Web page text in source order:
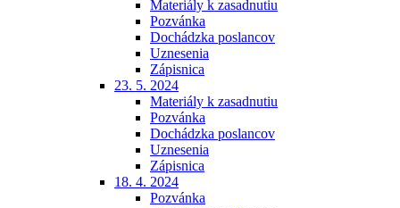
Materiály k zasadnutiu
Pozvánka
Dochádzka poslancov
Uznesenia
Zápisnica
23. 5. 2024
Materiály k zasadnutiu
Pozvánka
Dochádzka poslancov
Uznesenia
Zápisnica
18. 4. 2024
Pozvánka